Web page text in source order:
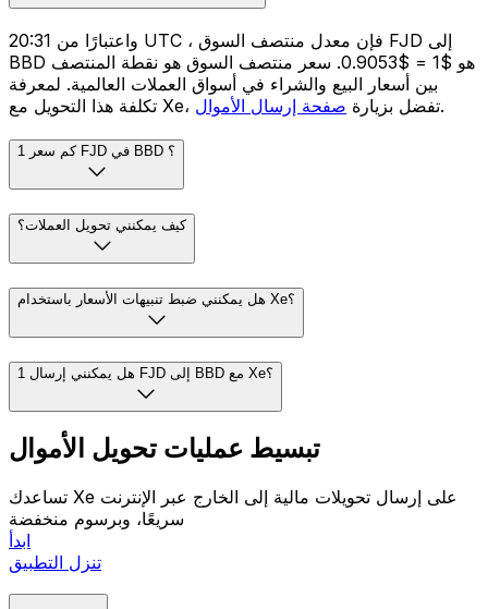
واعتبارًا من 20:31 UTC ، فإن معدل منتصف السوق FJD إلى
BBD هو $1 = $0.9053. سعر منتصف السوق هو نقطة المنتصف
بين أسعار البيع والشراء في أسواق العملات العالمية. لمعرفة
تكلفة هذا التحويل مع Xe، تفضل بزيارة صفحة إرسال الأموال .
كم سعر 1 FJD في BBD ؟
كيف يمكنني تحويل العملات؟
هل يمكنني ضبط تنبيهات الأسعار باستخدام Xe؟
هل يمكنني إرسال 1 FJD إلى BBD مع Xe؟
تبسيط عمليات تحويل الأموال
تساعدك Xe على إرسال تحويلات مالية إلى الخارج عبر الإنترنت
سريعًا، وبرسوم منخفضة
ابدأ
تنزل التطبيق